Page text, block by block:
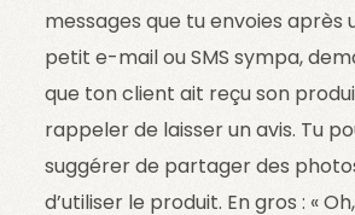
messages que tu envoies après
petit e-mail ou SMS sympa,
que ton client ait reçu son
rappeler de laisser un avis. Tu
suggérer de partager des
d’utiliser le produit. En gros : «